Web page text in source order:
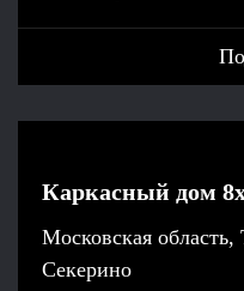
Каркасный дом
Московская
Секерино